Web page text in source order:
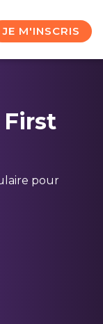
JE M'INSCRIS
pour